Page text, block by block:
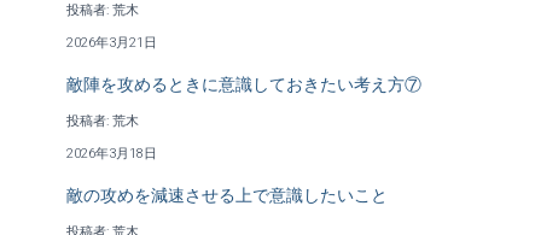
投稿者: 荒木
2026年3月21日
敵陣を攻めるときに意識しておきたい考え方⑦
投稿者: 荒木
2026年3月18日
敵の攻めを減速させる上で意識したいこと
投稿者: 荒木